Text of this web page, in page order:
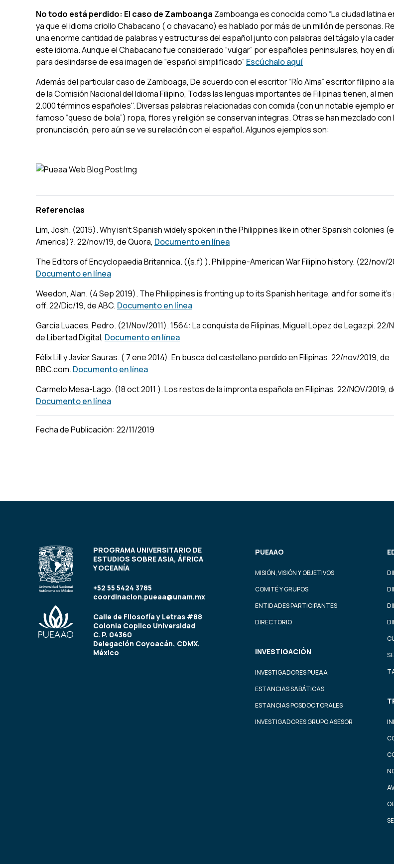
No todo está perdido: El caso de Zamboanga Zamboanga es conocida como “La ciudad latina
ya que el idioma criollo Chabacano ( o chavacano) es hablado por más de un millón de personas.
una enorme cantidad de palabras y estructuras del español junto con palabras del tágalo y la
este idioma. Aunque el Chabacano fue considerado “vulgar” por españoles peninsulares, hoy en
para deslindarse de esa imagen de “español simplificado” Escúchalo aquí
Además del particular caso de Zamboaga, De acuerdo con el escritor “Río Alma” escritor filipino a
de la Comisión Nacional del Idioma Filipino, Todas las lenguas importantes de Filipinas tienen, al
2.000 términos españoles". Diversas palabras relacionadas con comida (con un notable ejemplo
famoso “queso de bola”) ropa, flores y religión se conservan integras. Otras se han mezclado con
pronunciación, pero aún se ve su relación con el español. Algunos ejemplos son:
Referencias
Lim, Josh. (2015). Why isn't Spanish widely spoken in the Philippines like in other Spanish colonies
America)?. 22/nov/19, de Quora, Documento en línea
The Editors of Encyclopaedia Britannica. ((s.f) ). Philippine-American War Filipino history. (22/nov/
Documento en línea
Weedon, Alan. (4 Sep 2019). The Philippines is fronting up to its Spanish heritage, and for some it's
off. 22/Dic/19, de ABC. Documento en línea
García Luaces, Pedro. (21/Nov/2011). 1564: La conquista de Filipinas, Miguel López de Legazpi. 22/
de Libertad Digital, Documento en línea
Félix Lill y Javier Sauras. ( 7 ene 2014). En busca del castellano perdido en Filipinas. 22/nov/2019, de
BBC.com. Documento en línea
Carmelo Mesa-Lago. (18 oct 2011 ). Los restos de la impronta española en Filipinas. 22/NOV/2019,
Documento en línea
Fecha de Publicación: 22/11/2019
PROGRAMA UNIVERSITARIO DE
ESTUDIOS SOBRE ASIA, ÁFRICA
Y OCEANÍA
+52 55 5424 3785
coordinacion.pueaa@unam.mx
Calle de Filosofía y Letras #88
Colonia Copilco Universidad
C. P. 04360
Delegación Coyoacán, CDMX,
México
PUEAAO
MISIÓN, VISIÓN Y OBJETIVOS
COMITÉ Y GRUPOS
ENTIDADES PARTICIPANTES
DIRECTORIO
INVESTIGACIÓN
INVESTIGADORES PUEAA
ESTANCIAS SABÁTICAS
ESTANCIAS POSDOCTORALES
INVESTIGADORES GRUPO ASESOR